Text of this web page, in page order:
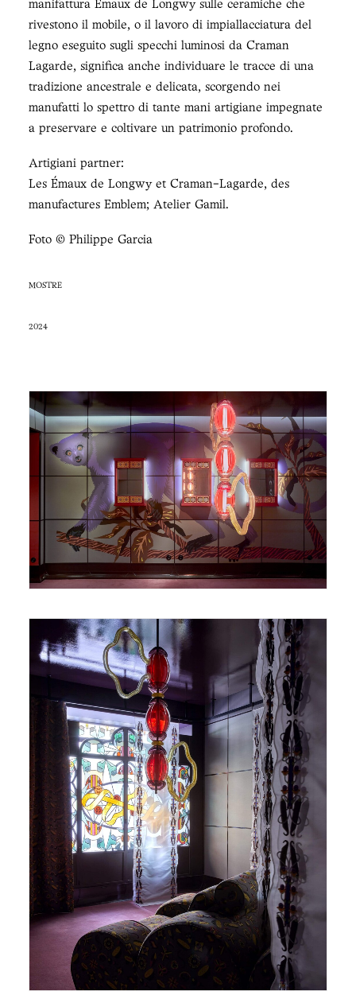
manifattura Émaux de Longwy sulle ceramiche che
rivestono il mobile, o il lavoro di impiallacciatura del
legno eseguito sugli specchi luminosi da Craman
Lagarde, significa anche individuare le tracce di una
tradizione ancestrale e delicata, scorgendo nei
manufatti lo spettro di tante mani artigiane impegnate
a preservare e coltivare un patrimonio profondo.
Artigiani partner:
Les Émaux de Longwy et Craman-Lagarde, des
manufactures Emblem; Atelier Gamil.
Foto © Philippe Garcia
MOSTRE
2024